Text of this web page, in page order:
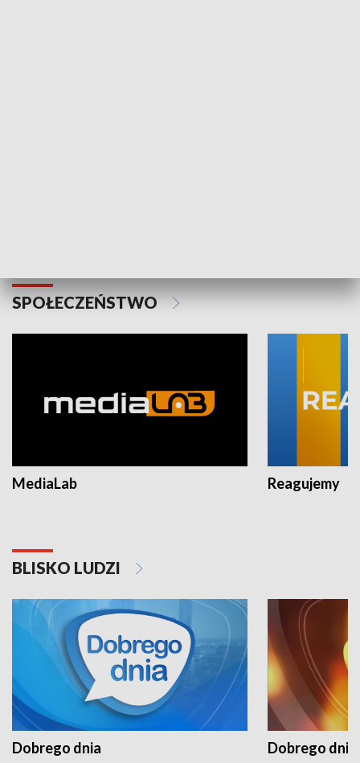
SPOŁECZEŃSTWO
MediaLab Reagujemy
BLISKO LUDZI
Dobrego dnia Dobrego dnia